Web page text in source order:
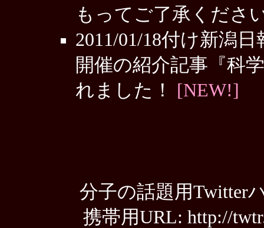
もってご了承くださ
2011/01/18付け新潟
開催の紹介記事『科
れました！ [NEW!]
分子の話題用Twitter
携帯用URL: http://